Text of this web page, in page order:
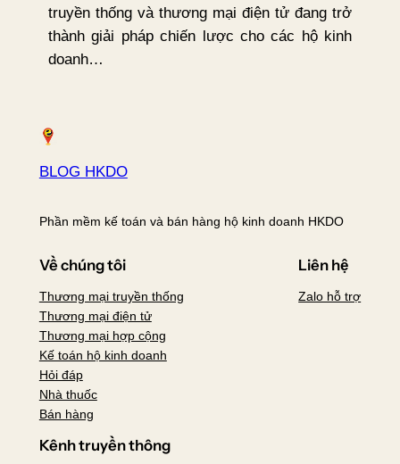
truyền thống và thương mại điện tử đang trở
thành giải pháp chiến lược cho các hộ kinh
doanh…
BLOG HKDO
Phần mềm kế toán và bán hàng hộ kinh doanh HKDO
Về chúng tôi
Thương mại truyền thống
Thương mại điện tử
Thương mại hợp cộng
Kế toán hộ kinh doanh
Hỏi đáp
Nhà thuốc
Bán hàng
Liên hệ
Zalo hỗ trợ
Kênh truyền thông